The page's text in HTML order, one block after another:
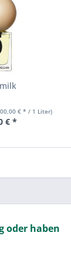
€ * / 1 Liter)
€ *
oder haben